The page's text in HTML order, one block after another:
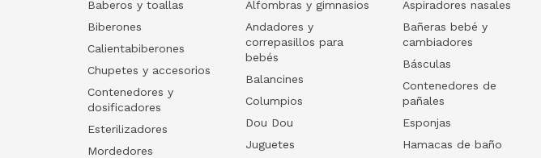
Baberos y toallas
Biberones
Calientabiberones
Chupetes y accesorios
Contenedores y
dosificadores
Esterilizadores
Mordedores
Alfombras y gimnasios
Andadores y
correpasillos para
bebés
Balancines
Columpios
Dou Dou
Juguetes
Aspiradores nasales
Bañeras bebé y
cambiadores
Básculas
Contenedores de
pañales
Esponjas
Hamacas de baño